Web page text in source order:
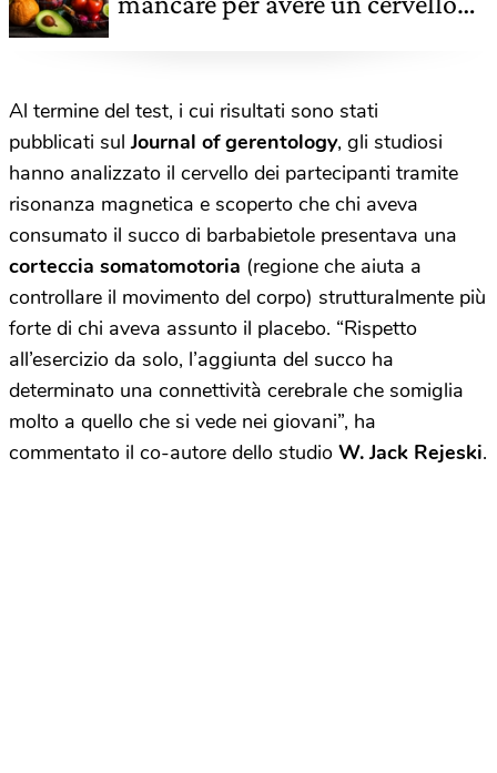
Al termine del test, i cui risultati sono stati
pubblicati sulJournal of gerentology, gli studiosi
hanno analizzato il cervello dei partecipanti tramite
risonanza magnetica e scoperto che chi aveva
consumato il succo di barbabietole presentava una
corteccia somatomotoria (regione che aiuta a
controllare il movimento del corpo) strutturalmente più
forte di chi aveva assunto il placebo. “Rispetto
all’esercizio da solo, l’aggiunta del succo ha
determinato una connettività cerebrale che somiglia
molto a quello che si vede nei giovani”, ha
commentato il co-autore dello studio W. Jack Rejeski.